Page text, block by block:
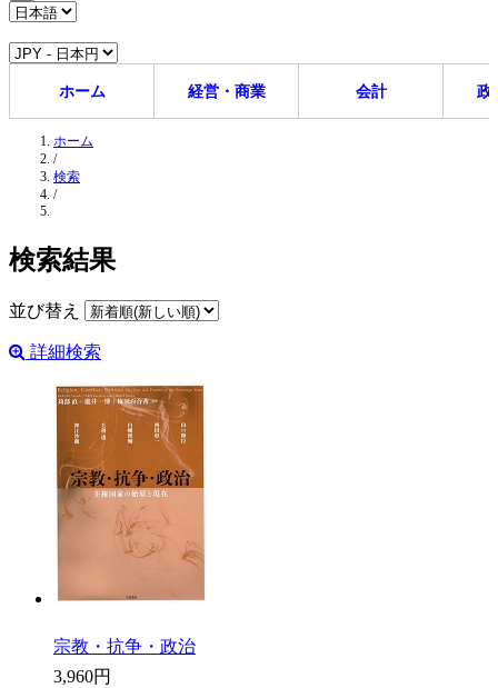
ホーム 経営・商業 会計 政
ホーム
/
検索
/
検索結果
並び替え
詳細検索
宗教・抗争・政治
3,960円